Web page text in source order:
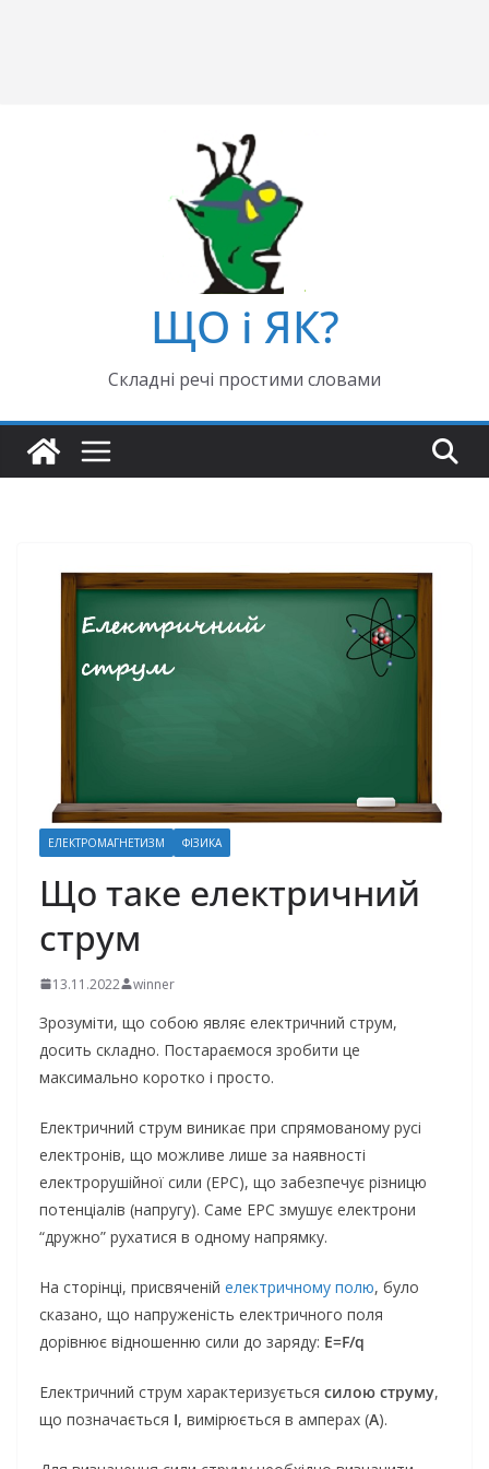
ЩО і ЯК?
Складні речі простими словами
ЕЛЕКТРОМАГНЕТИЗМ ФІЗИКА
Що таке електричний
струм
13.11.2022 winner
Зрозуміти, що собою являє електричний струм,
досить складно. Постараємося зробити це
максимально коротко і просто.
Електричний струм виникає при спрямованому русі
електронів, що можливе лише за наявності
електрорушійної сили (ЕРС), що забезпечує різницю
потенціалів (напругу). Саме ЕРС змушує електрони
“дружно” рухатися в одному напрямку.
На сторінці, присвяченій електричному полю, було
сказано, що напруженість електричного поля
дорівнює відношенню сили до заряду: E=F/q
Електричний струм характеризується силою струму,
що позначається I, вимірюється в амперах (А).